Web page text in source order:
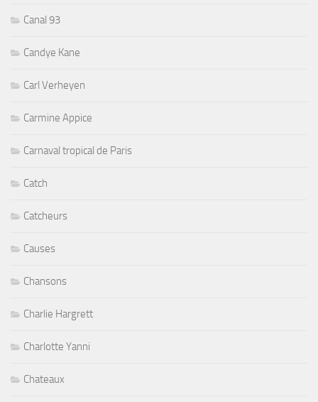
Canal 93
Candye Kane
Carl Verheyen
Carmine Appice
Carnaval tropical de Paris
Catch
Catcheurs
Causes
Chansons
Charlie Hargrett
Charlotte Yanni
Chateaux